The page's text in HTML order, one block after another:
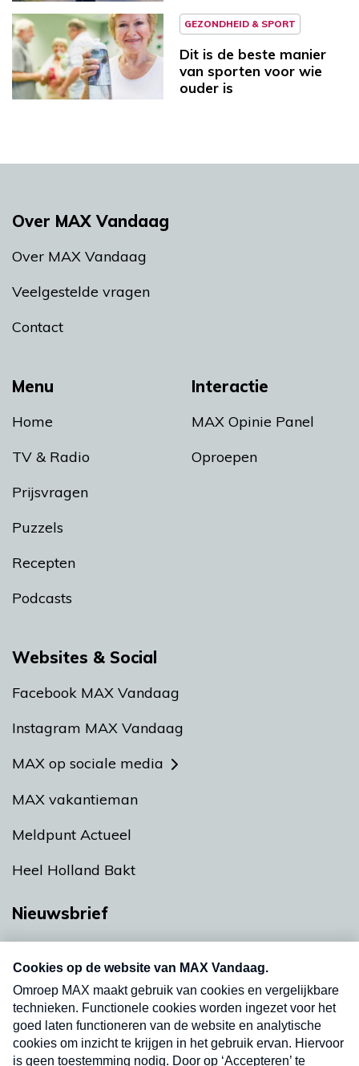
GEZONDHEID & SPORT
Dit is de beste manier
van sporten voor wie
ouder is
Menu
Home
TV & Radio
Prijsvragen
Puzzels
Recepten
Podcasts
Interactie
MAX Opinie Panel
Oproepen
Over MAX Vandaag
Over MAX Vandaag
Veelgestelde vragen
Contact
Websites & Social
Facebook MAX Vandaag
Instagram MAX Vandaag
MAX op sociale media
MAX vakantieman
Meldpunt Actueel
Heel Holland Bakt
Nieuwsbrief
nieuwsbrief. Elke vrijdag- en dinsdagochtend in
uw mailbox.
Verzend